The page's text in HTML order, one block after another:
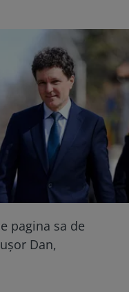
pagina sa de
Dan,